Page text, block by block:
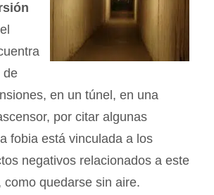
de
en un túnel, en una
por citar algunas
fobia está vinculada a los
negativos relacionados a este
como quedarse sin aire.